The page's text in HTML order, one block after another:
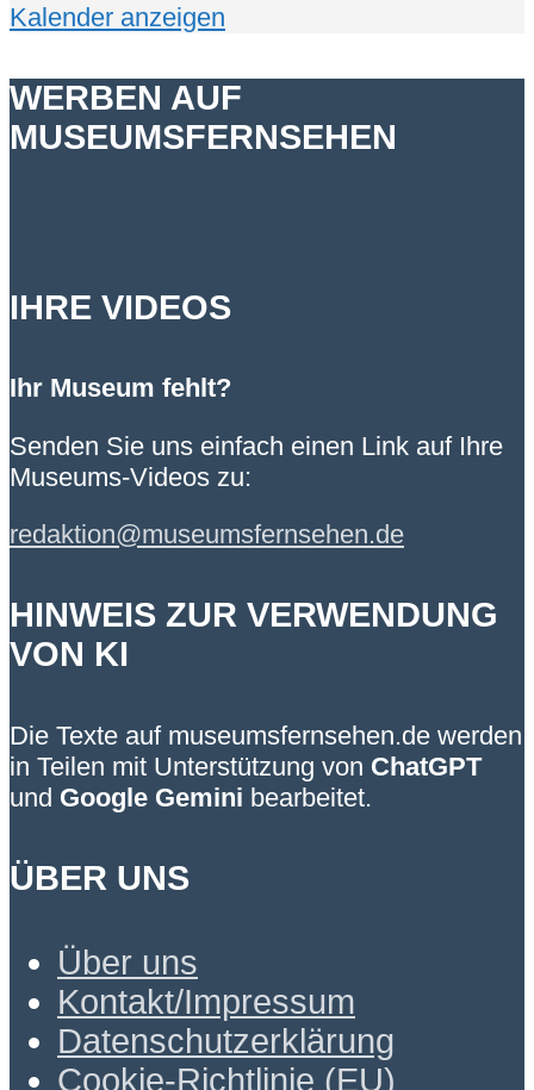
Kalender anzeigen
WERBEN AUF
MUSEUMSFERNSEHEN
IHRE VIDEOS
Ihr Museum fehlt?
Senden Sie uns einfach einen Link auf Ihre
Museums-Videos zu:
redaktion@museumsfernsehen.de
HINWEIS ZUR VERWENDUNG
VON KI
Die Texte auf museumsfernsehen.de werden
in Teilen mit Unterstützung von ChatGPT
und Google Gemini bearbeitet.
ÜBER UNS
Über uns
Kontakt/Impressum
Datenschutzerklärung
Cookie-Richtlinie (EU)